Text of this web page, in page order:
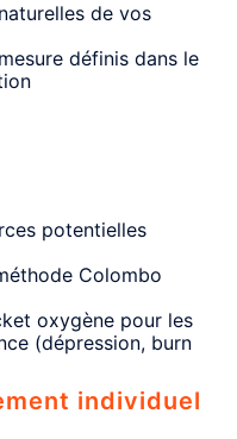
de vos
définis dans le
potentielles
Colombo
oxygène pour les
(dépression, burn
individuel